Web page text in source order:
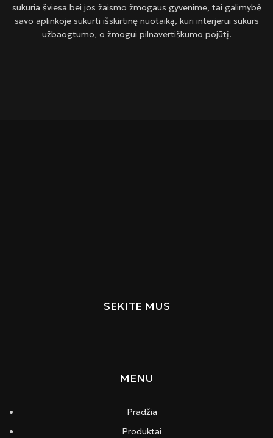
sukuria šviesa bei jos žaismo žmogaus gyvenime, tai galimybė
savo aplinkoje sukurti išskirtinę nuotaiką, kuri interjerui sukurs
užbaogtumo, o žmogui pilnavertiškumo pojūtį.
SEKITE MUS
MENU
Pradžia
Produktai